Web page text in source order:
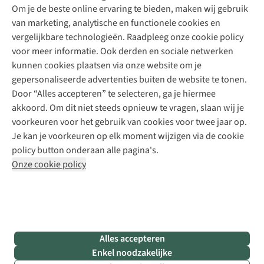
Om je de beste online ervaring te bieden, maken wij gebruik
van marketing, analytische en functionele cookies en
vergelijkbare technologieën. Raadpleeg onze cookie policy
voor meer informatie. Ook derden en sociale netwerken
kunnen cookies plaatsen via onze website om je
gepersonaliseerde advertenties buiten de website te tonen.
Door “Alles accepteren” te selecteren, ga je hiermee
akkoord. Om dit niet steeds opnieuw te vragen, slaan wij je
voorkeuren voor het gebruik van cookies voor twee jaar op.
Je kan je voorkeuren op elk moment wijzigen via de cookie
policy button onderaan alle pagina's.
Onze cookie policy
Alles accepteren
Enkel noodzakelijke
Schoenherstelling
Kledingherstelling
Retouches
Voor bedrijven
Explore Academy
Explore Camp
Gear Check
Inspiratie & advies
Meld je aan voor de nieuwsbrief
Follow us
Disclaimer Privacy Policy
Algemene voorwaarden
Cookie Policy